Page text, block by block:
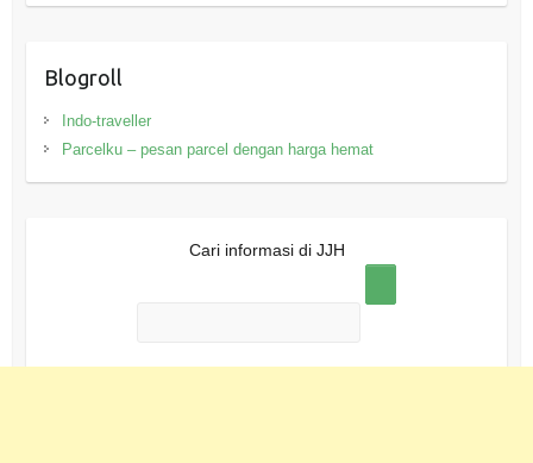
Blogroll
Indo-traveller
Parcelku – pesan parcel dengan harga hemat
Cari informasi di JJH